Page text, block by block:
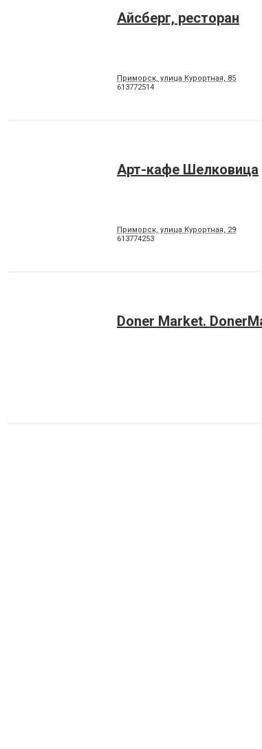
Айсберг, ресторан
Приморск, улица Курортная, 85
613772514
Арт-кафе Шелковица
Приморск, улица Курортная, 29
613774253
Doner Market.